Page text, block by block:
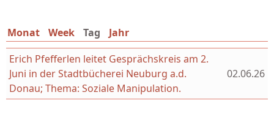
Monat Week Tag (aktiver Reiter)
Jahr
Erich Pfefferlen leitet Gesprächskreis am 2.
Juni in der Stadtbücherei Neuburg a.d.
Donau; Thema: Soziale Manipulation.
02.06.26